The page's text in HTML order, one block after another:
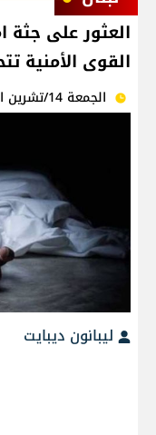
العثور على
القوى الأمنية
الجمعة 14/تشرين الثاني/2025 - 07:53 ص
ليبانون ديبايت